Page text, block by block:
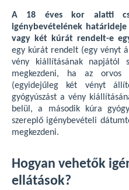
A 18 éves kor alatti
igénybevételének
vagy két kúrát rendelt-e
egy kúrát rendelt (egy vényt
vény kiállításának napjától
megkezdeni, ha az
(egyidejűleg két vényt
gyógyúszást a vény
belül, a második kúra
szereplő igénybevételi
megkezdeni.
Hogyan vehetők
ellátások?